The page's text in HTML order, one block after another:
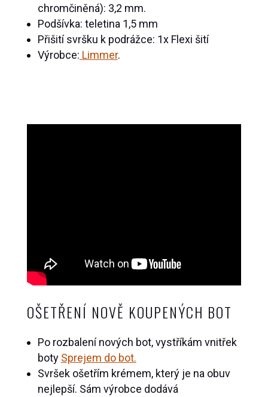
chromčiněná): 3,2 mm.
Podšívka: teletina 1,5 mm
Přišití svršku k podrážce: 1x Flexi šití
Výrobce: Limmer.
OŠETŘENÍ NOVĚ KOUPENÝCH BOT
Po rozbalení nových bot, vystříkám vnitřek
boty Sprejem do bot.
Svršek ošetřím krémem, který je na obuv
nejlepší. Sám výrobce dodává